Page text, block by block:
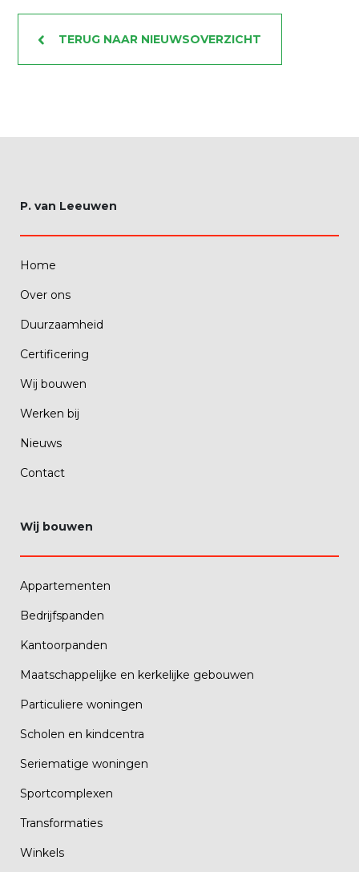
TERUG NAAR NIEUWSOVERZICHT
P. van Leeuwen
Home
Over ons
Duurzaamheid
Certificering
Wij bouwen
Werken bij
Nieuws
Contact
Wij bouwen
Appartementen
Bedrijfspanden
Kantoorpanden
Maatschappelijke en kerkelijke gebouwen
Particuliere woningen
Scholen en kindcentra
Seriematige woningen
Sportcomplexen
Transformaties
Winkels